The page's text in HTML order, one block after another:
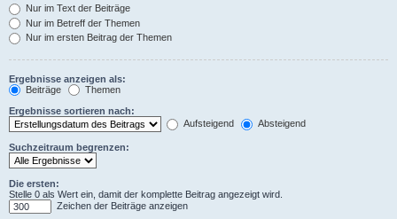
Nur im Text der Beiträge
Nur im Betreff der Themen
Nur im ersten Beitrag der Themen
Ergebnisse anzeigen als:
Beiträge
Themen
Ergebnisse sortieren nach:
Aufsteigend
Absteigend
Suchzeitraum begrenzen:
Die ersten:
Stelle 0 als Wert ein, damit der komplette Beitrag angezeigt wird.
Zeichen der Beiträge anzeigen